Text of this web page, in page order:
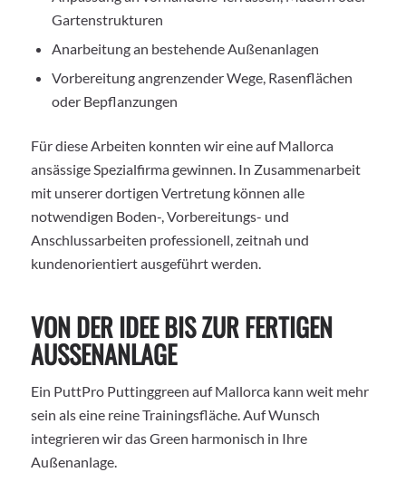
Gartenstrukturen
Anarbeitung an bestehende Außenanlagen
Vorbereitung angrenzender Wege, Rasenflächen
oder Bepflanzungen
Für diese Arbeiten konnten wir eine auf Mallorca
ansässige Spezialfirma gewinnen. In Zusammenarbeit
mit unserer dortigen Vertretung können alle
notwendigen Boden-, Vorbereitungs- und
Anschlussarbeiten professionell, zeitnah und
kundenorientiert ausgeführt werden.
VON DER IDEE BIS ZUR FERTIGEN
AUSSENANLAGE
Ein PuttPro Puttinggreen auf Mallorca kann weit mehr
sein als eine reine Trainingsfläche. Auf Wunsch
integrieren wir das Green harmonisch in Ihre
Außenanlage.